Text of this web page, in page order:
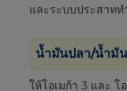
และระบบประสาทท
น้ำมันปลา/น้ำมั
ให้โอเมก้า 3 และ โ